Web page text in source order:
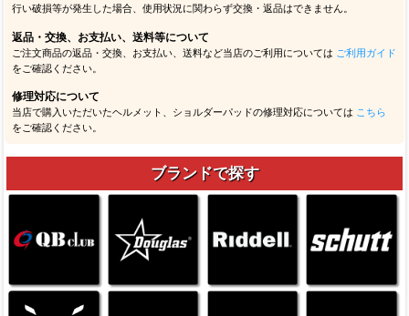
行い破損等が発生した場合、使用状況に関わらず交換・返品はできません。
返品・交換、お支払い、送料等について
ご注文商品の返品・交換、お支払い、送料など当店のご利用については ご利用ガイド
をご確認ください。
修理対応について
当店で購入いただいたヘルメット、ショルダーパッドの修理対応については こちら
をご確認ください。
ブランドで探す